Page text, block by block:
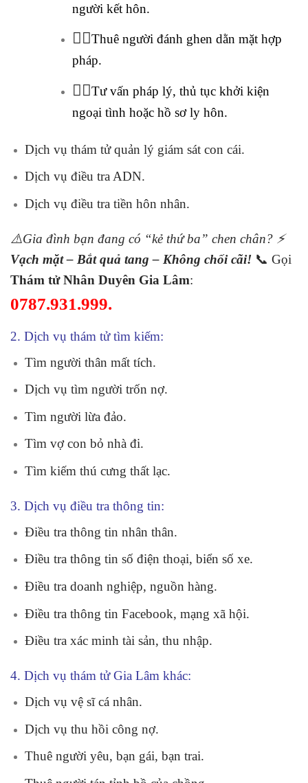
người kết hôn.
🕵️‍♂️Thuê người đánh ghen dằn mặt hợp
pháp.
🕵️‍♂️Tư vấn pháp lý, thủ tục khởi kiện
ngoại tình hoặc hồ sơ ly hôn.
Dịch vụ thám tử quản lý giám sát con cái.
Dịch vụ điều tra ADN.
Dịch vụ điều tra tiền hôn nhân.
⚠️Gia đình bạn đang có “kẻ thứ ba” chen chân? ⚡
Vạch mặt – Bắt quả tang – Không chối cãi! 📞 Gọi
Thám tử Nhân Duyên Gia Lâm:
0787.931.999.
2. Dịch vụ thám tử tìm kiếm:
Tìm người thân mất tích.
Dịch vụ tìm người trốn nợ.
Tìm người lừa đảo.
Tìm vợ con bỏ nhà đi.
Tìm kiếm thú cưng thất lạc.
3. Dịch vụ điều tra thông tin:
Điều tra thông tin nhân thân.
Điều tra thông tin số điện thoại, biển số xe.
Điều tra doanh nghiệp, nguồn hàng.
Điều tra thông tin Facebook, mạng xã hội.
Điều tra xác minh tài sản, thu nhập.
4. Dịch vụ thám tử Gia Lâm khác:
Dịch vụ vệ sĩ cá nhân.
Dịch vụ thu hồi công nợ.
Thuê người yêu, bạn gái, bạn trai.